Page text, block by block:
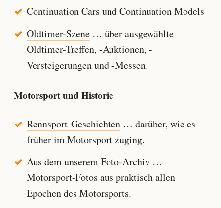
Continuation Cars und Continuation Models
Oldtimer-Szene… über ausgewählte
Oldtimer-Treffen, -Auktionen, -
Versteigerungen und -Messen.
Motorsport und Historie
Rennsport-Geschichten… darüber, wie es
früher im Motorsport zuging.
Aus dem unserem Foto-Archiv…
Motorsport-Fotos aus praktisch allen
Epochen des Motorsports.